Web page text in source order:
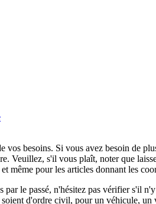
besoins. Si vous avez besoin de
Veuillez, s'il vous plaît, noter que
pour les articles donnant les
le passé, n'hésitez pas vérifier s'il
d'ordre civil, pour un véhicule, un